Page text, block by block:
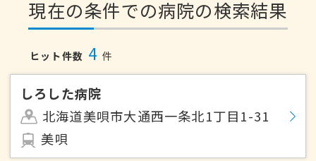
現在の条件での病院の検索結果
ヒット件数 4 件
しろした病院
北海道美唄市大通西一条北1丁目1-31
美唄